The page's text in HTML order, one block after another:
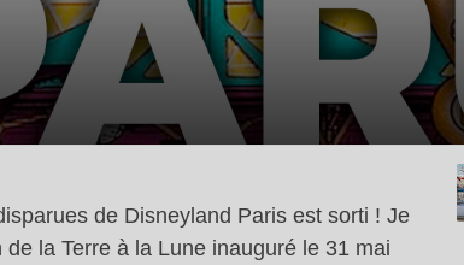
de Disneyland Paris est sorti ! Je
de la Terre à la Lune inauguré le 31 mai